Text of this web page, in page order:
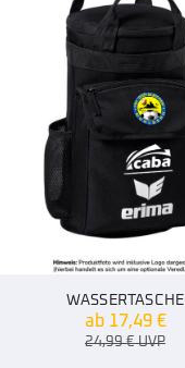
WASSERTASCHE
ab 17,49 €
24,99€UVP